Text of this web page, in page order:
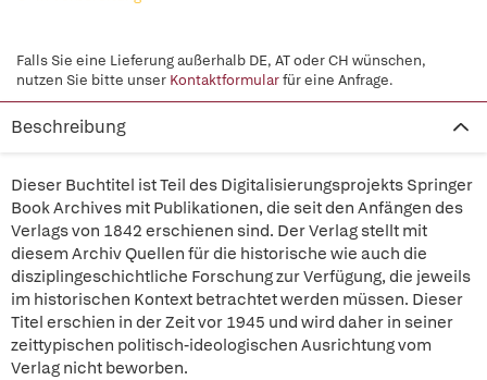
Falls Sie eine Lieferung außerhalb DE, AT oder CH wünschen,
nutzen Sie bitte unser Kontaktformularfür eine Anfrage.
Beschreibung
Dieser Buchtitel ist Teil des Digitalisierungsprojekts Springer
Book Archives mit Publikationen, die seit den Anfängen des
Verlags von 1842 erschienen sind. Der Verlag stellt mit
diesem Archiv Quellen für die historische wie auch die
disziplingeschichtliche Forschung zur Verfügung, die jeweils
im historischen Kontext betrachtet werden müssen. Dieser
Titel erschien in der Zeit vor 1945 und wird daher in seiner
zeittypischen politisch-ideologischen Ausrichtung vom
Verlag nicht beworben.